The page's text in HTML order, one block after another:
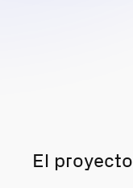
El proyecto